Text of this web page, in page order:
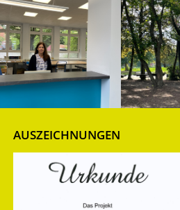
AUSZEICHNUNGEN